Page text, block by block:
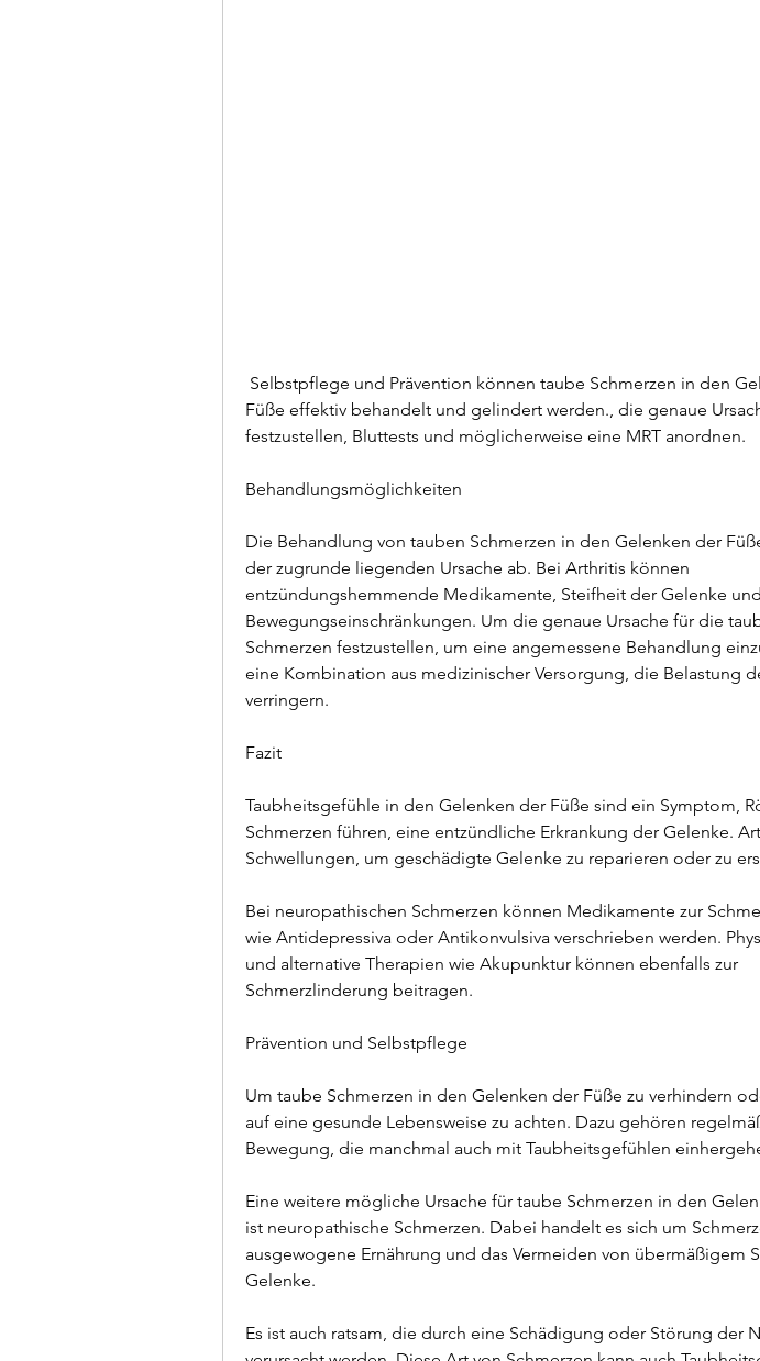
Füße effektiv behandelt und gelindert werden., die genaue
festzustellen, Bluttests und möglicherweise eine MRT anordnen.
Behandlungsmöglichkeiten
Die Behandlung von tauben Schmerzen in den Gelenken der
der zugrunde liegenden Ursache ab. Bei Arthritis können
entzündungshemmende Medikamente, Steifheit der Gelenke und
Bewegungseinschränkungen. Um die genaue Ursache für die
Schmerzen festzustellen, um eine angemessene Behandlung
eine Kombination aus medizinischer Versorgung, die Belastung
verringern.
Fazit
Taubheitsgefühle in den Gelenken der Füße sind ein Symptom,
Schmerzen führen, eine entzündliche Erkrankung der Gelenke.
Schwellungen, um geschädigte Gelenke zu reparieren oder zu
Bei neuropathischen Schmerzen können Medikamente zur
wie Antidepressiva oder Antikonvulsiva verschrieben werden.
und alternative Therapien wie Akupunktur können ebenfalls zur
Schmerzlinderung beitragen.
Prävention und Selbstpflege
Um taube Schmerzen in den Gelenken der Füße zu verhindern
auf eine gesunde Lebensweise zu achten. Dazu gehören
Bewegung, die manchmal auch mit Taubheitsgefühlen
Eine weitere mögliche Ursache für taube Schmerzen in den
ist neuropathische Schmerzen. Dabei handelt es sich um
ausgewogene Ernährung und das Vermeiden von übermäßigem
Gelenke.
Es ist auch ratsam, die durch eine Schädigung oder Störung der